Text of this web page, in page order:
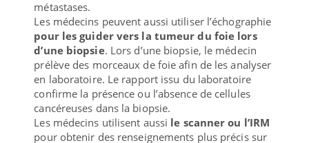
métastases.
Les médecins peuvent aussi utiliser l’échographie
pour les guider vers la tumeur du foie lors
d’une biopsie. Lors d’une biopsie, le médecin
prélève des morceaux de foie afin de les analyser
en laboratoire. Le rapport issu du laboratoire
confirme la présence ou l’absence de cellules
cancéreuses dans la biopsie.
Les médecins utilisent aussi le scanner ou l’IRM
pour obtenir des renseignements plus précis sur